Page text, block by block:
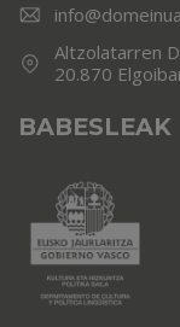
Altzolatarren
20.870
BABESLEAK